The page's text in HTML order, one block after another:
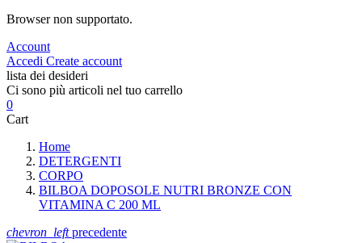
Browser non supportato.
Account
Accedi Create account
lista dei desideri
Ci sono più articoli nel tuo carrello
0
Cart
Home
DETERGENTI
CORPO
BILBOA DOPOSOLE NUTRI BRONZE CON
VITAMINA C 200 ML
chevron_leftprecedente